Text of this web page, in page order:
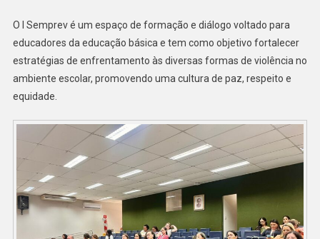
O I Semprev é um espaço de formação e diálogo voltado para
educadores da educação básica e tem como objetivo fortalecer
estratégias de enfrentamento às diversas formas de violência no
ambiente escolar, promovendo uma cultura de paz, respeito e
equidade.